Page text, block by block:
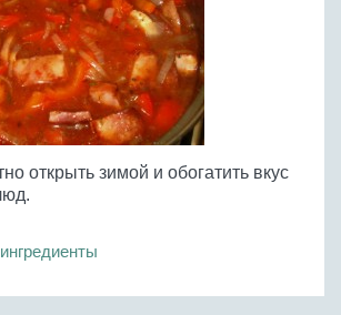
открыть зимой и обогатить вкус